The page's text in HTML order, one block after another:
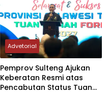
Advetorial
Pemprov Sulteng Ajukan
Keberatan Resmi atas
Pencabutan Status Tuan